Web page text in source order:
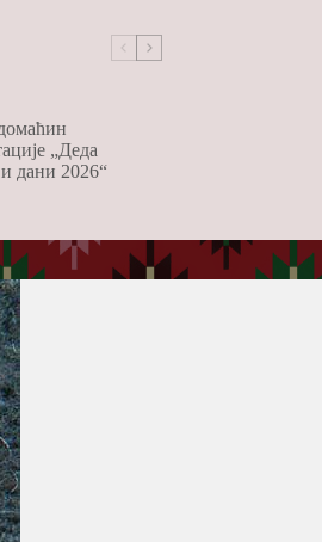
„Деда
дани 2026“